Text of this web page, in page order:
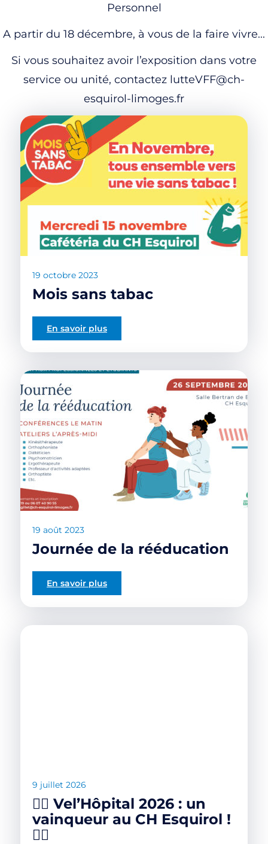
Personnel
A partir du 18 décembre, à vous de la faire vivre...
Si vous souhaitez avoir l’exposition dans votre
service ou unité, contactez lutteVFF@ch-
esquirol-limoges.fr
19 octobre 2023
Mois sans tabac
En savoir plus
19 août 2023
Journée de la rééducation
En savoir plus
9 juillet 2026
🚴‍♀️ Vel’Hôpital 2026 : un
vainqueur au CH Esquirol !
🚴‍♂️